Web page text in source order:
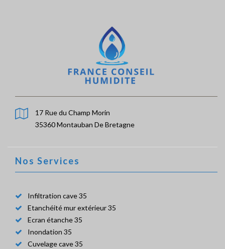
17 Rue du Champ Morin
35360 Montauban De Bretagne
Nos Services
Infiltration cave 35
Etanchéité mur extérieur 35
Ecran étanche 35
Inondation 35
Cuvelage cave 35